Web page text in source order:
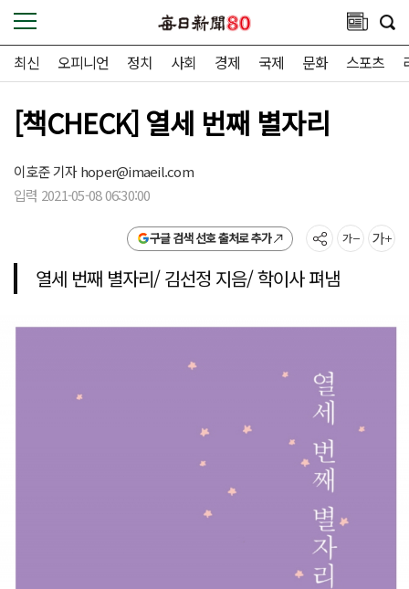
최신 오피니언 정치 사회 경제 국제 문화 스포츠
[책CHECK] 열세 번째 별자리
이호준 기자hoper@imaeil.com
입력 2021-05-08 06:30:00
구글 검색 선호 출처로 추가
열세 번째 별자리/ 김선정 지음/ 학이사 펴냄